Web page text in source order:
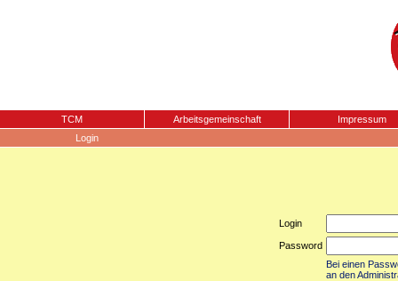
TCM Arbeitsgemeinschaft
Impressum
Login
Login
Password
Bei einen
an den